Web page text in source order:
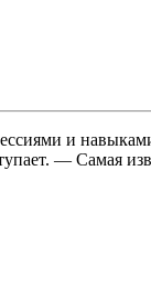
и
— Самая